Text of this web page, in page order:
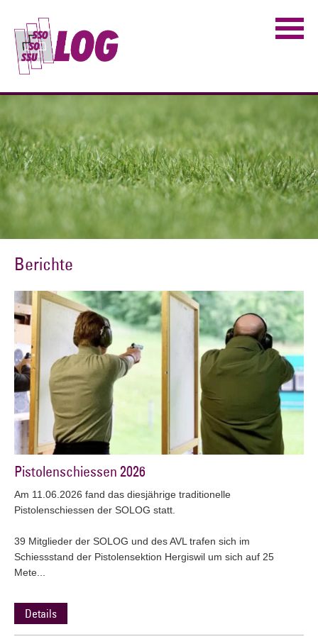
Berichte
Pistolenschiessen 2026
Am 11.06.2026 fand das diesjährige traditionelle
Pistolenschiessen der SOLOG statt.
39 Mitglieder der SOLOG und des AVL trafen sich im
Schiessstand der Pistolensektion Hergiswil um sich auf 25
Mete...
Details